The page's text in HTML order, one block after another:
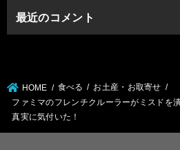
最近のコメント
HOME 食べる
お土産・お取寄せ
ファミマのフレンチクルーラーがミスドを
真実に気付いた！